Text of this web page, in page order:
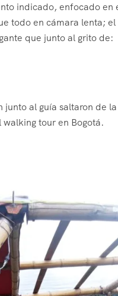
indicado, enfocado
todo en cámara lenta;
que junto al grito de:
al guía saltaron de
tour en Bogotá.